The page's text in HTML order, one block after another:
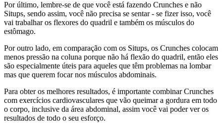
Por último, lembre-se de que você está fazendo Crunches e não
Situps, sendo assim, você não precisa se sentar - se fizer isso, você
vai trabalhar os flexores do quadril e também os músculos do
estômago.
Por outro lado, em comparação com os Situps, os Crunches colocam
menos pressão na coluna porque não há flexão do quadril, então eles
são especialmente úteis para aqueles que têm problemas na lombar
mas que querem focar nos músculos abdominais.
Para obter os melhores resultados, é importante combinar Crunches
com exercícios cardiovasculares que vão queimar a gordura em todo
o corpo, inclusive da área abdominal, assim você vai poder ver os
resultados de todo o seu esforço.